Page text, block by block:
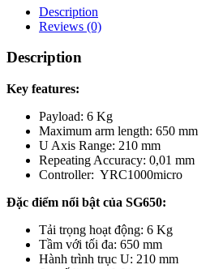
Description
Reviews (0)
Description
Key features:
Payload: 6 Kg
Maximum arm length: 650 mm
U Axis Range: 210 mm
Repeating Accuracy: 0,01 mm
Controller: YRC1000micro
Đặc điểm nổi bật của SG650:
Tải trọng hoạt động: 6 Kg
Tầm với tối đa: 650 mm
Hành trình trục U: 210 mm